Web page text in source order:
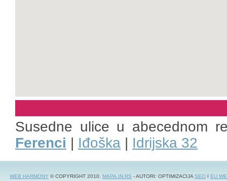
Susedne ulice u abecednom
Ferenci | Iđoška | Idrijska 32
WEB HARMONY © COPYRIGHT 2010. MAPA.IN.RS - AUTORI: OPTIMIZACIJASEO I EU